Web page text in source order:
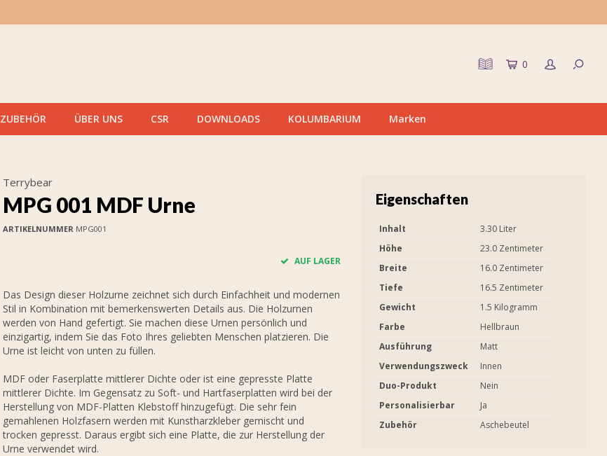
0
ZUBEHÖR ÜBER UNS CSR DOWNLOADS KOLUMBARIUM Marken
Terrybear
MPG 001 MDF Urne
ARTIKELNUMMERMPG001
AUF LAGER
Das Design dieser Holzurne zeichnet sich durch Einfachheit und modernen
Stil in Kombination mit bemerkenswerten Details aus. Die Holzurnen
werden von Hand gefertigt. Sie machen diese Urnen persönlich und
einzigartig, indem Sie das Foto Ihres geliebten Menschen platzieren. Die
Urne ist leicht von unten zu füllen.
MDF oder Faserplatte mittlerer Dichte oder ist eine gepresste Platte
mittlerer Dichte. Im Gegensatz zu Soft- und Hartfaserplatten wird bei der
Herstellung von MDF-Platten Klebstoff hinzugefügt. Die sehr fein
gemahlenen Holzfasern werden mit Kunstharzkleber gemischt und
trocken gepresst. Daraus ergibt sich eine Platte, die zur Herstellung der
Urne verwendet wird.
Eigenschaften
Inhalt
3.30 Liter
Höhe
23.0 Zentimeter
Breite
16.0 Zentimeter
Tiefe
16.5 Zentimeter
Gewicht
1.5 Kilogramm
Farbe
Hellbraun
Ausführung
Matt
Verwendungszweck
Innen
Duo-Produkt
Nein
Personalisierbar
Ja
Zubehör
Aschebeutel